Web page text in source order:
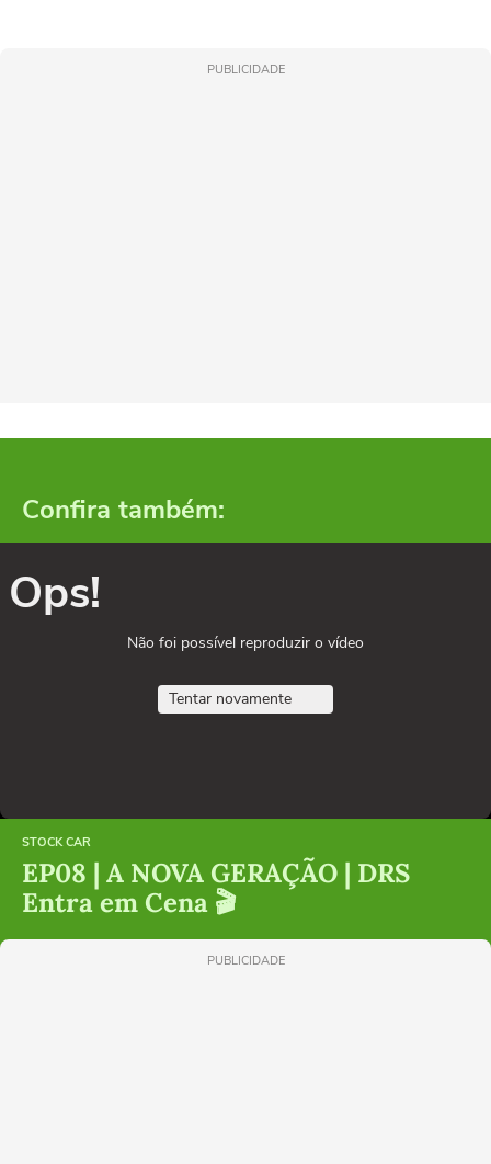
PUBLICIDADE
Confira também:
Ops!
Não foi possível reproduzir o vídeo
Tentar novamente
STOCK CAR
EP08 | A NOVA GERAÇÃO | DRS
Entra em Cena 🎬
PUBLICIDADE